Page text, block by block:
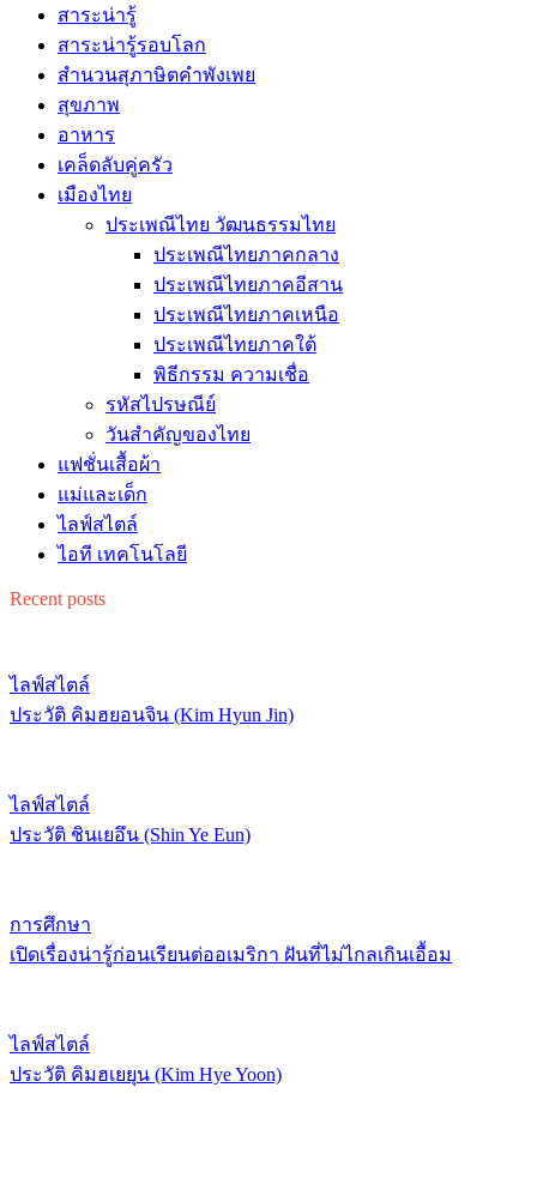
สาระน่ารู้
สาระน่ารู้รอบโลก
สำนวนสุภาษิตคำพังเพย
สุขภาพ
อาหาร
เคล็ดลับคู่ครัว
เมืองไทย
ประเพณีไทย วัฒนธรรมไทย
ประเพณีไทยภาคกลาง
ประเพณีไทยภาคอีสาน
ประเพณีไทยภาคเหนือ
ประเพณีไทยภาคใต้
พิธีกรรม ความเชื่อ
รหัสไปรษณีย์
วันสำคัญของไทย
แฟชั่นเสื้อผ้า
แม่และเด็ก
ไลฟ์สไตล์
ไอที เทคโนโลยี
Recent posts
ไลฟ์สไตล์
ประวัติ คิมฮยอนจิน (Kim Hyun Jin)
ไลฟ์สไตล์
ประวัติ ชินเยอึน (Shin Ye Eun)
การศึกษา
เปิดเรื่องน่ารู้ก่อนเรียนต่ออเมริกา ฝันที่ไม่ไกลเกินเอื้อม
ไลฟ์สไตล์
ประวัติ คิมฮเยยุน (Kim Hye Yoon)